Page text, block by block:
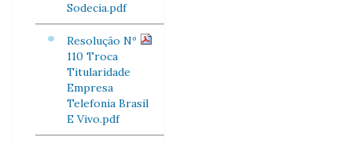
Sodecia.pdf
Resolução Nº
110 Troca
Titularidade
Empresa
Telefonia Brasil
E Vivo.pdf